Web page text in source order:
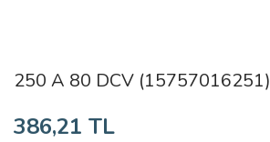
250 A 80 DCV (15757016251)
386,21 TL